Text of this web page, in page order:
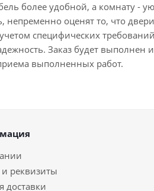
более удобной, а комнату -
оценят то, что
специфических
Заказ будет выполнен
выполненных работ.
реквизиты
доставки